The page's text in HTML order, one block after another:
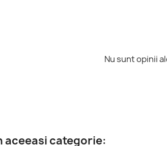
Nu sunt opinii
aceeasi categorie: